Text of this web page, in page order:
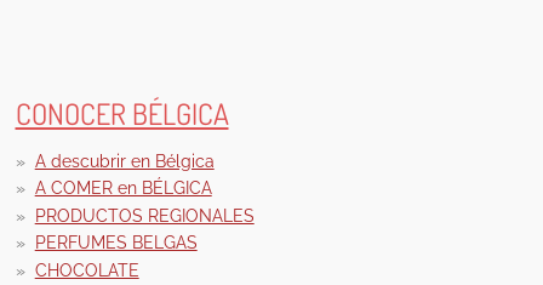
CONOCER BÉLGICA
A descubrir en Bélgica
A COMER en BÉLGICA
PRODUCTOS REGIONALES
PERFUMES BELGAS
CHOCOLATE